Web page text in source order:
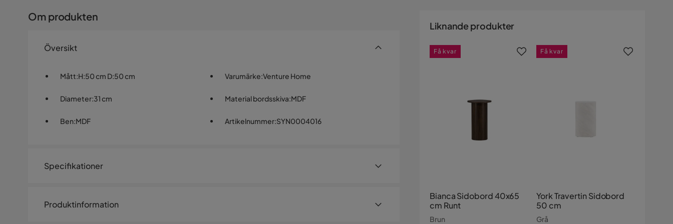
Om produkten
Översikt
Mått:H:50 cm D:50 cm Varumärke:Venture Home
Diameter:31 cm Material bordsskiva:MDF
Ben:MDF Artikelnummer:SYN0004016
Specifikationer
Storlek
Produktinformation
Liknande produkter
Bianca Sidobord 40x65
cm Runt
Brun
Få kvar
York Travertin Sidobord
50 cm
Grå
Få kvar